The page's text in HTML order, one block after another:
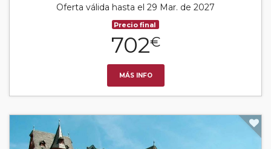
Oferta válida hasta el 29 Mar. de 2027
Precio final
702€
MÁS INFO